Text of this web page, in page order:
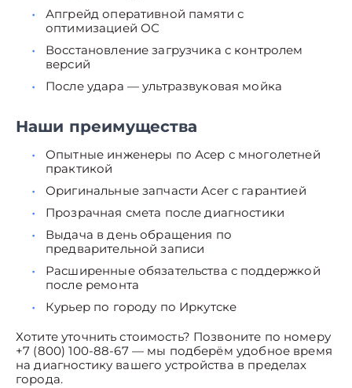
Апгрейд оперативной памяти с
оптимизацией ОС
Восстановление загрузчика с контролем
версий
После удара — ультразвуковая мойка
Наши преимущества
Опытные инженеры по Асер с многолетней
практикой
Оригинальные запчасти Acer с гарантией
Прозрачная смета после диагностики
Выдача в день обращения по
предварительной записи
Расширенные обязательства с поддержкой
после ремонта
Курьер по городу по Иркутске
Хотите уточнить стоимость? Позвоните по номеру
+7 (800) 100-88-67 — мы подберём удобное время
на диагностику вашего устройства в пределах
города.